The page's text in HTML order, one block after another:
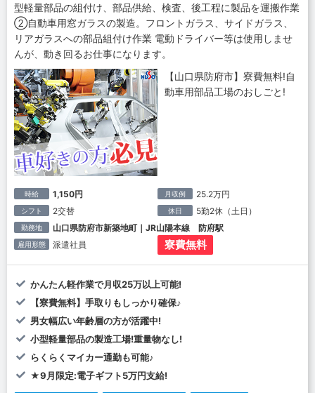
型軽量部品の組付け、部品供給、検査、後工程に製品を運搬作業
②自動車用窓ガラスの製造。フロントガラス、サイドガラス、
リアガラスへの部品組付け作業 電動ドライバー等は使用しませ
んが、動き回るお仕事になります。
【山口県防府市】寮費無料!自
動車用部品工場のおしごと!
時給 1,150円 月収例 25.2万円
シフト 2交替 休日 5勤2休（土日）
勤務地 山口県防府市新築地町｜JR山陽本線 防府駅
雇用形態 派遣社員 寮費無料
かんたん軽作業で月収25万以上可能!
【寮費無料】手取りもしっかり確保♪
男女幅広い年齢層の方が活躍中!
小型軽量部品の製造工場!重量物なし!
らくらくマイカー通勤も可能♪
★9月限定:電子ギフト5万円支給!